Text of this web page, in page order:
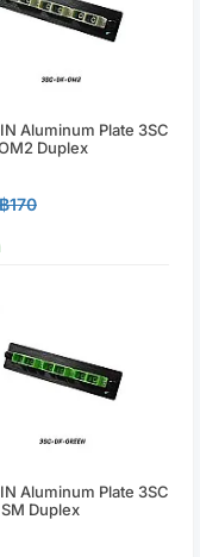
Aluminum Plate 3SC
Duplex
฿170
Aluminum Plate 3SC
Duplex